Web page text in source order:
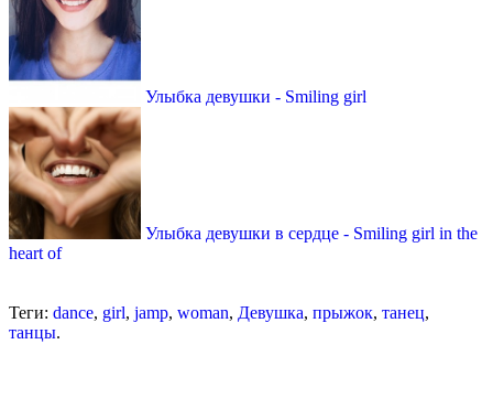
Улыбка девушки - Smiling girl
Улыбка девушки в сердце - Smiling girl in the
heart of
Теги: dance, girl, jamp, woman, Девушка, прыжок, танец,
танцы.